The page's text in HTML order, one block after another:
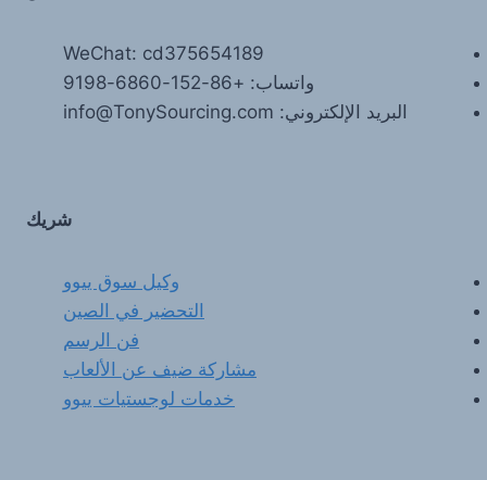
WeChat: cd375654189
واتساب: +86-152-6860-9198
البريد الإلكتروني: info@TonySourcing.com
شريك
وكيل سوق ييوو
التحضير في الصين
فن الرسم
مشاركة ضيف عن الألعاب
خدمات لوجستيات ييوو